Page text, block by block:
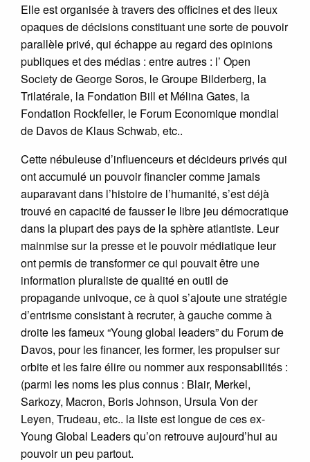
Elle est organisée à travers des officines et des lieux
opaques de décisions constituant une sorte de pouvoir
parallèle privé, qui échappe au regard des opinions
publiques et des médias : entre autres : l’ Open
Society de George Soros, le Groupe Bilderberg, la
Trilatérale, la Fondation Bill et Mélina Gates, la
Fondation Rockfeller, le Forum Economique mondial
de Davos de Klaus Schwab, etc..
Cette nébuleuse d’influenceurs et décideurs privés qui
ont accumulé un pouvoir financier comme jamais
auparavant dans l’histoire de l’humanité, s’est déjà
trouvé en capacité de fausser le libre jeu démocratique
dans la plupart des pays de la sphère atlantiste. Leur
mainmise sur la presse et le pouvoir médiatique leur
ont permis de transformer ce qui pouvait être une
information pluraliste de qualité en outil de
propagande univoque, ce à quoi s’ajoute une stratégie
d’entrisme consistant à recruter, à gauche comme à
droite les fameux “Young global leaders” du Forum de
Davos, pour les financer, les former, les propulser sur
orbite et les faire élire ou nommer aux responsabilités :
(parmi les noms les plus connus : Blair, Merkel,
Sarkozy, Macron, Boris Johnson, Ursula Von der
Leyen, Trudeau, etc.. la liste est longue de ces ex-
Young Global Leaders qu’on retrouve aujourd’hui au
pouvoir un peu partout.